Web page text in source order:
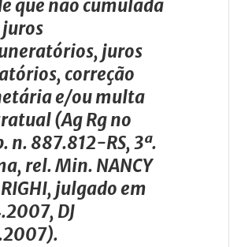
que não cumulada
juros
correção
e/ou multa
(Ag Rg no
n. 887.812-RS, 3ª.
rel. Min. NANCY
julgado em
DJ